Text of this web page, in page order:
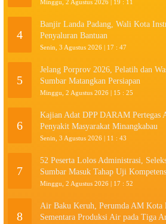
Minggu, 2 Agustus 2026 | 19 : 11
4
Banjir Landa Padang, Wali Kota
Penyaluran Bantuan
Senin, 3 Agustus 2026 | 17 : 47
5
Jelang Porprov 2026, Pelatih dan
Sumbar Matangkan Persiapan
Minggu, 2 Agustus 2026 | 15 : 25
6
Kajian Adat DPP DARAM Pertegas
Penyakit Masyarakat Minangkabau
Senin, 3 Agustus 2026 | 11 : 43
7
52 Peserta Lolos Administrasi,
Sumbar Masuk Tahap Uji
Minggu, 2 Agustus 2026 | 17 : 52
8
Air Baku Keruh, Perumda AM Kota
Sementara Produksi Air pada Tiga